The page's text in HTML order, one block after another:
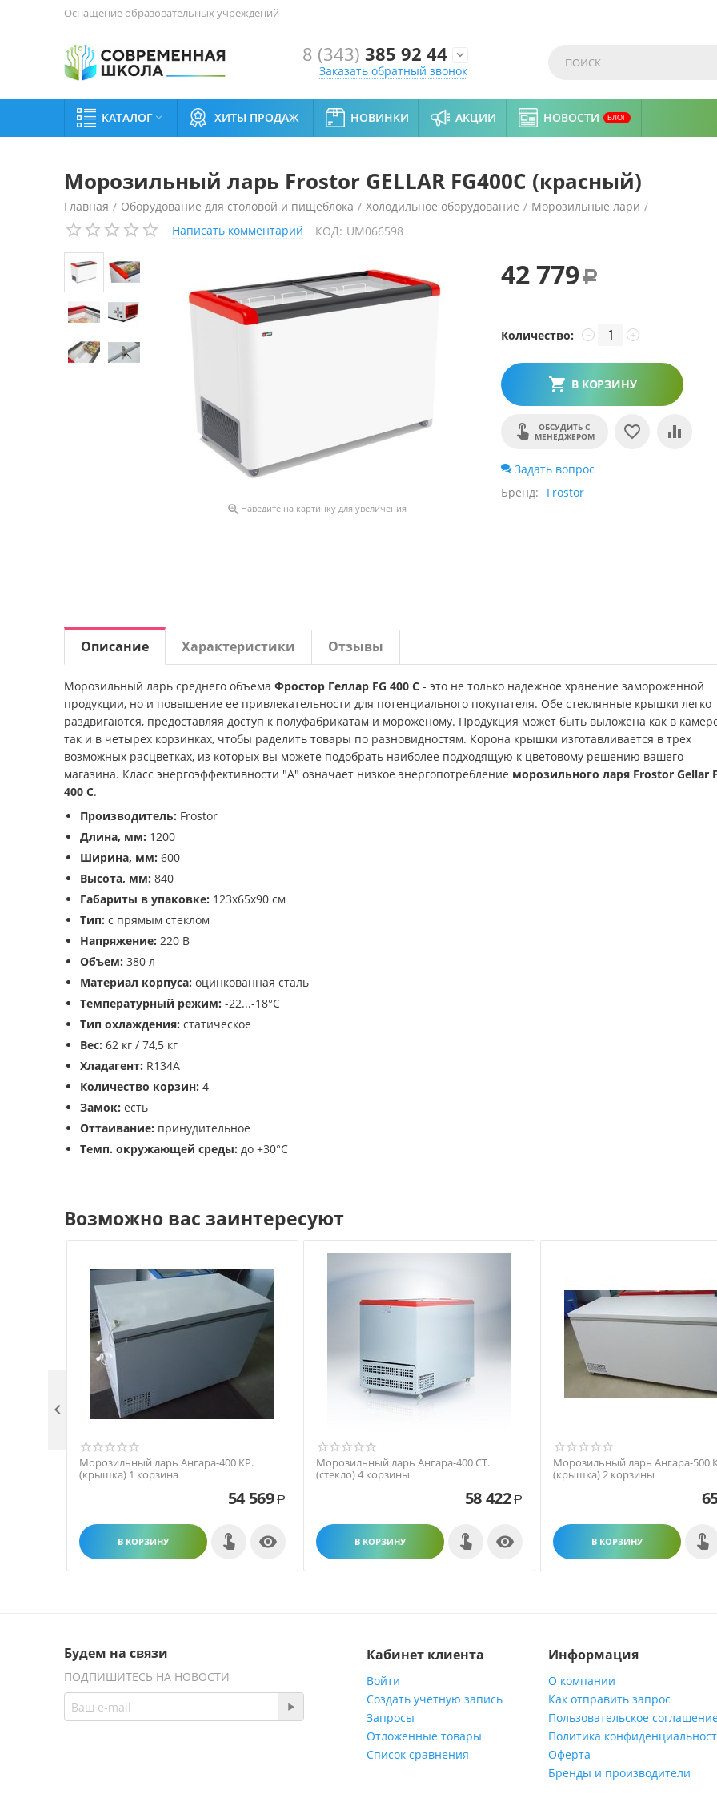
Оснащение образовательных учреждений
8 (343) 385 92 44 
Заказать обратный звонок
КАТАЛОГ  ХИТЫ ПРОДАЖ НОВИНКИ АКЦИИ НОВОСТИ БЛОГ
Морозильный ларь Frostor GELLAR FG400C (красный)
Главная / Оборудование для столовой и пищеблока / Холодильное оборудование / Морозильные лари /
Морозильный ларь Frostor GELLAR FG400C (красный)
Написать комментарий КОД: UM066598
 Наведите на картинку для увеличения
42 779 Р
Количество: +
−
В КОРЗИНУ
ОБСУДИТЬ С
МЕНЕДЖЕРОМ
Задать вопрос
Бренд
Frostor
Описание Характеристики Отзывы
Морозильный ларь среднего объема Фростор Геллар FG 400 C - это не только надежное хранение замороженной
продукции, но и повышение ее привлекательности для потенциального покупателя. Обе стеклянные крышки легко
раздвигаются, предоставляя доступ к полуфабрикатам и мороженому. Продукция может быть выложена как в
так и в четырех корзинках, чтобы раделить товары по разновидностям. Корона крышки изготавливается в трех
возможных расцветках, из которых вы можете подобрать наиболее подходящую к цветовому решению вашего
магазина. Класс энергоэффективности "А" означает низкое энергопотребление морозильного ларя Frostor Gellar
400 C.
Производитель: Frostor
Длина, мм: 1200
Ширина, мм: 600
Высота, мм: 840
Габариты в упаковке: 123х65х90 см
Тип: с прямым стеклом
Напряжение: 220 В
Объем: 380 л
Материал корпуса: оцинкованная сталь
Температурный режим: -22...-18°С
Тип охлаждения: статическое
Вес: 62 кг / 74,5 кг
Хладагент: R134A
Количество корзин: 4
Замок: есть
Оттаивание: принудительное
Темп. окружающей среды: до +30°С
Возможно вас заинтересуют
Морозильный ларь Ангара-400 КР.
(крышка) 1 корзина
54 569 Р
В КОРЗИНУ 
Морозильный ларь Ангара-400 СТ.
(стекло) 4 корзины
58 422 Р
В КОРЗИНУ 
Морозильный ларь Ангара-500
(крышка) 2 корзины
В КОРЗИНУ

Будем на связи
ПОДПИШИТЕСЬ НА НОВОСТИ
Кабинет клиента
Войти
Создать учетную запись
Запросы
Отложенные товары
Список сравнения
Информация
О компании
Как отправить запрос
Пользовательское
Политика
Оферта
Бренды и производители